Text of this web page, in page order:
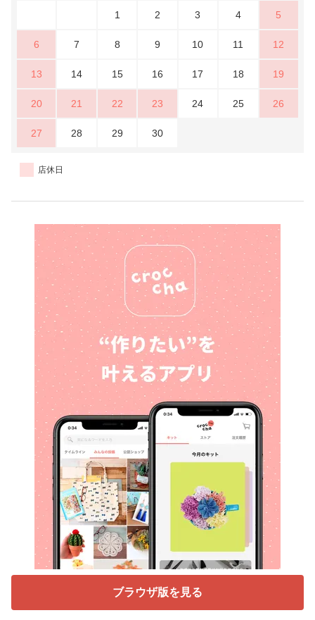
1 2 3 4 5
6 7 8 9 10 11 12
13 14 15 16 17 18 19
20 21 22 23 24 25 26
27 28 29 30
店休日
ブラウザ版を見る